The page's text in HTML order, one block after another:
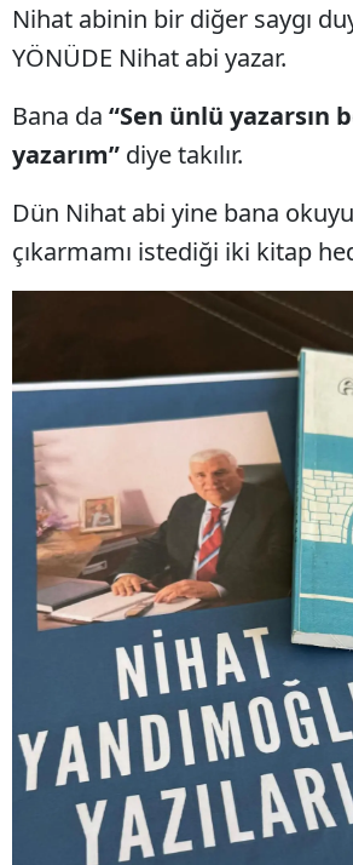
Nihat abinin bir diğer saygı
YÖNÜDE Nihat abi yazar.
Bana da “Sen ünlü yazarsın
yazarım” diye takılır.
Dün Nihat abi yine bana
çıkarmamı istediği iki kitap